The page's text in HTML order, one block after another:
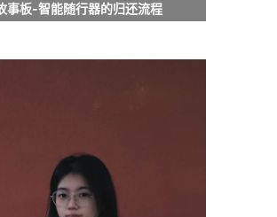
事板-智能随行器的归还流程